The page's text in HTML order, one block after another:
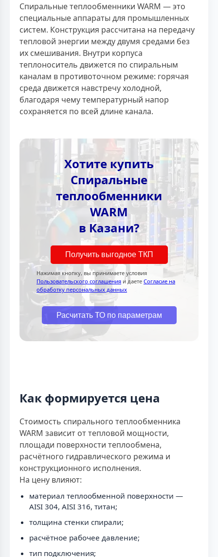
Спиральные теплообменники WARM — это
специальные аппараты для промышленных
систем. Конструкция рассчитана на передачу
тепловой энергии между двумя средами без
их смешивания. Внутри корпуса
теплоноситель движется по спиральным
каналам в противоточном режиме: горячая
среда движется навстречу холодной,
благодаря чему температурный напор
сохраняется по всей длине канала.
Хотите купить
Спиральные
теплообменники
WARM
в Казани?
Получить выгодное ТКП
Нажимая кнопку, вы принимаете условия
Пользовательского соглашения и даете Согласие на
обработку персональных данных
Расчитать ТО по параметрам
Как формируется цена
Стоимость спирального теплообменника
WARM зависит от тепловой мощности,
площади поверхности теплообмена,
расчётного гидравлического режима и
конструкционного исполнения.
На цену влияют:
материал теплообменной поверхности —
AISI 304, AISI 316, титан;
толщина стенки спирали;
расчётное рабочее давление;
тип подключения;